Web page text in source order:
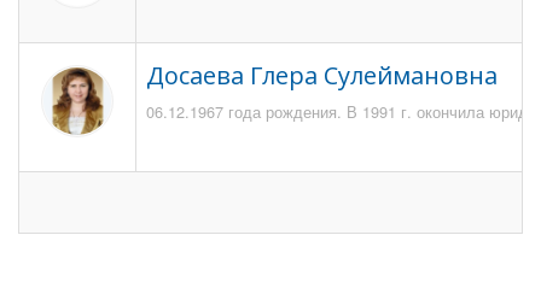
Досаева Глера Сулеймановна
06.12.1967 года рождения. В 1991 г. окончила